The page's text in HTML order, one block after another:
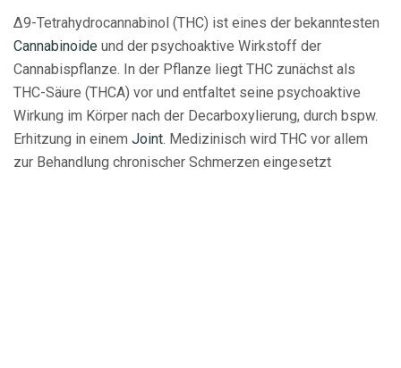
Δ9-Tetrahydrocannabinol (THC) ist eines der bekanntesten
Cannabinoide und der psychoaktive Wirkstoff der
Cannabispflanze. In der Pflanze liegt THC zunächst als
THC-Säure (THCA) vor und entfaltet seine psychoaktive
Wirkung im Körper nach der Decarboxylierung, durch bspw.
Erhitzung in einem Joint. Medizinisch wird THC vor allem
zur Behandlung chronischer Schmerzen eingesetzt